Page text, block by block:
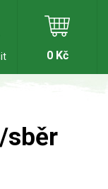
0 Kč
sběr